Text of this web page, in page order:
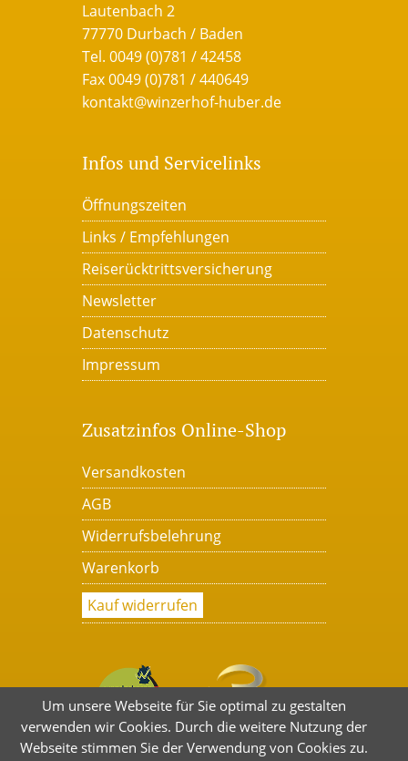
Lautenbach 2
77770 Durbach / Baden
Tel. 0049 (0)781 / 42458
Fax 0049 (0)781 / 440649
kontakt@winzerhof-huber.de
Infos und Servicelinks
Öffnungszeiten
Links / Empfehlungen
Reiserücktrittsversicherung
Newsletter
Datenschutz
Impressum
Zusatzinfos Online-Shop
Versandkosten
AGB
Widerrufsbelehrung
Warenkorb
Kauf widerrufen
Um unsere Webseite für Sie optimal zu gestalten
verwenden wir Cookies. Durch die weitere Nutzung der
Webseite stimmen Sie der Verwendung von Cookies zu.